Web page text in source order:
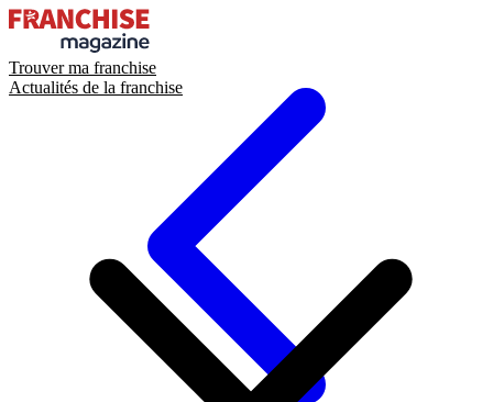
Trouver ma franchise
Actualités de la franchise